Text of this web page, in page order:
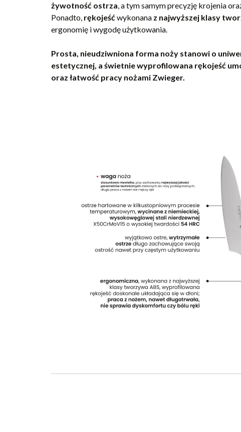
żywotność ostrza, a tym samym precyzję krojenia
Ponadto, rękojeśćwykonana z najwyższej klasy
ergonomię i wygodę użytkowania.
Prosta, nieudziwniona forma noży stanowi o
estetycznej, a świetnie wyprofilowana rękojeść
oraz łatwość pracy nożami Zwieger.